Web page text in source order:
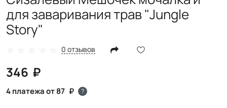
для заваривания трав "Jungle
Story"
0 отзывов
346
4 платежа от 87 ?